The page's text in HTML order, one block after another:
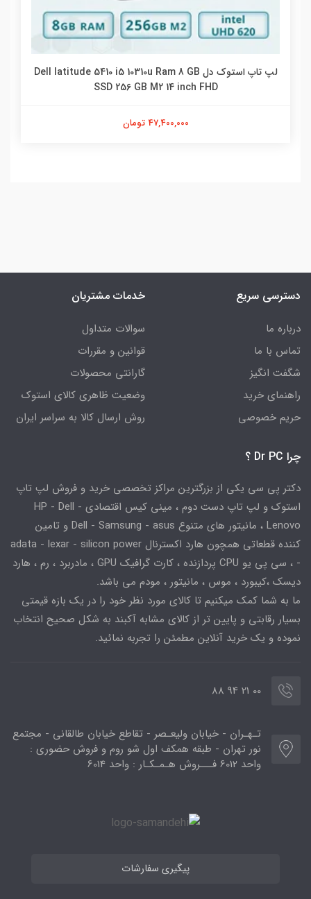
لپ تاپ استوک دل Dell latitude 5410 i5 10310u Ram 8 GB
SSD 256 GB M2 14 inch FHD
47,400,000 تومان
دسترسی سریع
درباره ما
تماس با ما
شگفت انگیز
راهنمای خرید
حریم خصوصی
خدمات مشتریان
سوالات متداول
قوانین و مقررات
گارانتی محصولات
وضعیت ظاهری کالای استوک
روش ارسال کالا به سراسر ایران
چرا Dr PC ؟
دکتر پی سی یکی از بزرگترین مراکز تخصصی خرید و فروش لپ تاپ
استوک و لپ تاپ دست دوم ، مینی کیس اقتصادی HP - Dell -
Lenovo ، مانیتور های متنوع Dell - Samsung - asus و تامین
کننده قطعاتی همچون هارد اکسترنال adata - lexar - silicon power
- ، سی پی یو CPU پردازنده ، کارت گرافیک GPU ، مادربرد ، رم ، هارد
دیسک ،کیبورد ، موس ، مانیتور ، مودم می باشد.
ما به شما کمک میکنیم تا کالای مورد نظر خود را در یک بازه قیمتی
بسیار رقابتی و پایین تر از کالای مشابه آکبند به شکل صحیح انتخاب
نموده و یک خرید آنلاین مطمئن را تجربه نمائید.
00 21 94 88
تـهـران - خیابان ولیعـصر - تقاطع خیابان طالقانی - مجتمع
نور تهران - طبقه همکف اول شو روم و فروش حضوری :
واحد 6012 فـــروش هـمـکـار : واحد 6014
پیگیری سفارشات